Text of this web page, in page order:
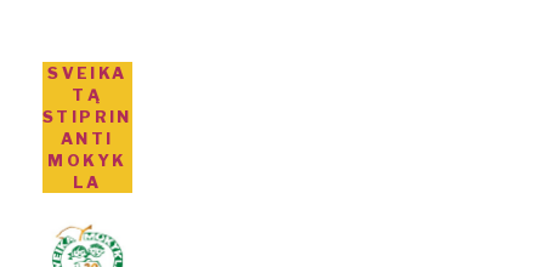
SVEIKA
TĄ
STIPRIN
ANTI
MOKYK
LA